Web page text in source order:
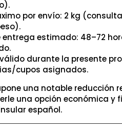
por envío: 2 kg
entrega estimado: 48–72
válido durante la presente
cupos asignados.
una notable reducción
una opción económica y
español.